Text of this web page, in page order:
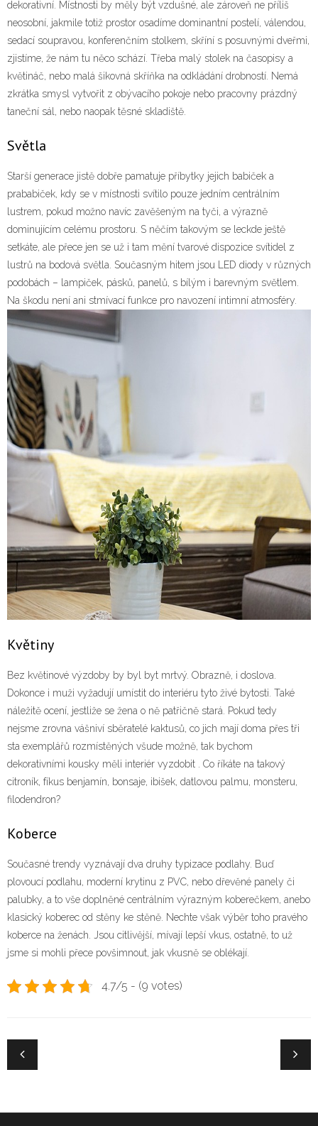
dekorativní. Místnosti by měly být vzdušné, ale zároveň ne příliš
neosobní, jakmile totiž prostor osadíme dominantní postelí, válendou,
sedací soupravou, konferenčním stolkem, skříní s posuvnými dveřmi,
zjistíme, že nám tu něco schází. Třeba malý stolek na časopisy a
květináč, nebo malá šikovná skříňka na odkládání drobností. Nemá
zkrátka smysl vytvořit z obývacího pokoje nebo pracovny prázdný
taneční sál, nebo naopak těsné skladiště.
Světla
Starší generace jistě dobře pamatuje příbytky jejich babiček a
prababiček, kdy se v místnosti svítilo pouze jedním centrálním
lustrem, pokud možno navíc zavěšeným na tyči, a výrazně
dominujícím celému prostoru. S něčím takovým se leckde ještě
setkáte, ale přece jen se už i tam mění tvarové dispozice svítidel z
lustrů na bodová světla. Současným hitem jsou LED diody v různých
podobách – lampiček, pásků, panelů, s bílým i barevným světlem.
Na škodu není ani stmívací funkce pro navození intimní atmosféry.
Květiny
Bez květinové výzdoby by byl byt mrtvý. Obrazně, i doslova.
Dokonce i muži vyžadují umístit do interiéru tyto živé bytosti. Také
náležitě ocení, jestliže se žena o ně patřičně stará. Pokud tedy
nejsme zrovna vášniví sběratelé kaktusů, co jich mají doma přes tři
sta exemplářů rozmístěných všude možně, tak bychom
dekorativními kousky měli interiér vyzdobit
. Co říkáte na takový
citroník, fíkus benjamín, bonsaje, ibišek, datlovou palmu, monsteru,
filodendron?
Koberce
Současné trendy vyznávají dva druhy typizace podlahy. Buď
plovoucí podlahu, moderní krytinu z PVC, nebo dřevěné panely či
palubky, a to vše doplněné centrálním výrazným koberečkem, anebo
klasický koberec od stěny ke stěně. Nechte však výběr toho pravého
koberce na ženách. Jsou citlivější, mívají lepší vkus, ostatně, to už
jsme si mohli přece povšimnout, jak vkusně se oblékají.
4.7/5 - (9 votes)